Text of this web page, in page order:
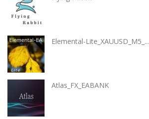
Elemental-Lite_XAUUSD_M5_...
Atlas_FX_EABANK